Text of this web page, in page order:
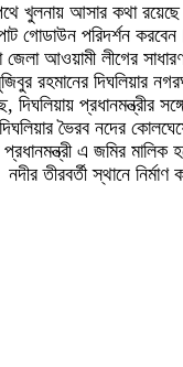
খুলনায় আসার কথা
গোডাউন পরিদর্শন
আওয়ামী লীগের
রহমানের দিঘলিয়ার
প্রধানমন্ত্রীর
দিঘলিয়ার ভৈরব নদের
এ জমির
তীরবর্তী স্থানে